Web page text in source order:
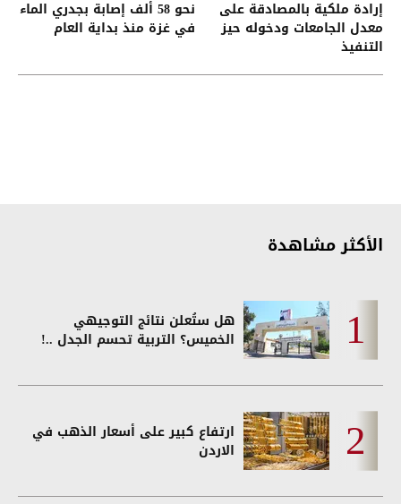
إرادة ملكية بالمصادقة على
معدل الجامعات ودخوله حيز
التنفيذ
نحو 58 ألف إصابة بجدري الماء
في غزة منذ بداية العام
الأكثر مشاهدة
هل ستُعلن نتائج التوجيهي
الخميس؟ التربية تحسم الجدل ..!
ارتفاع كبير على أسعار الذهب في
الاردن